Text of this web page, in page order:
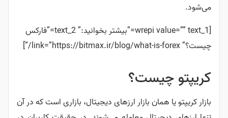
می‌شود.
[wrepi value=”” text_1=”بیشتر بخوانید:” text_2=”فارکس
چیست؟” link=”https://bitmax.ir/blog/what-is-forex/”]
کریپتو چیست؟
بازار کریپتو یا همان بازار ارزهای دیجیتال، بازاری است که در آن